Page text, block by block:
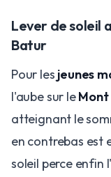
Lever de soleil
Batur
Pour les jeunes
l'aube sur le
atteignant le
en contrebas est
soleil perce enfin